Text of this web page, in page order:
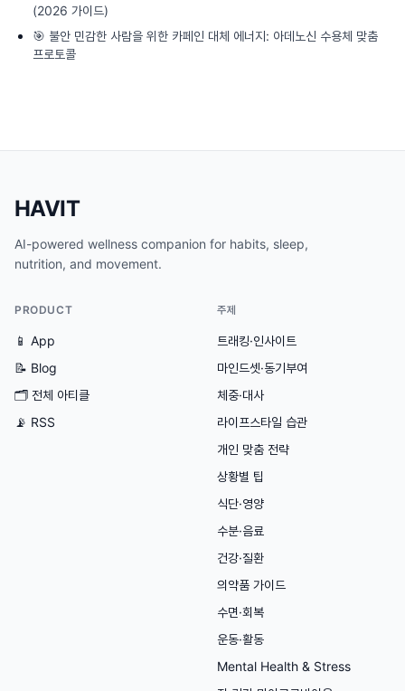
(2026 가이드)
🎯 불안 민감한 사람을 위한 카페인 대체 에너지: 아데노신 수용체 맞춤
프로토콜
HAVIT
AI-powered wellness companion for habits, sleep,
nutrition, and movement.
PRODUCT
📱 App
📝 Blog
🗂 전체 아티클
📡 RSS
주제
트래킹·인사이트
마인드셋·동기부여
체중·대사
라이프스타일 습관
개인 맞춤 전략
상황별 팁
식단·영양
수분·음료
건강·질환
의약품 가이드
수면·회복
운동·활동
Mental Health & Stress